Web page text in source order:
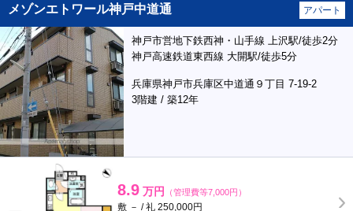
メゾンエトワール神戸中道通 アパート
神戸市営地下鉄西神・山手線 上沢駅/徒歩2分
神戸高速鉄道東西線 大開駅/徒歩5分
兵庫県神戸市兵庫区中道通９丁目 7-19-2
3階建 / 築12年
8.9 万円 （管理費等7,000円）
敷 － / 礼 250,000円